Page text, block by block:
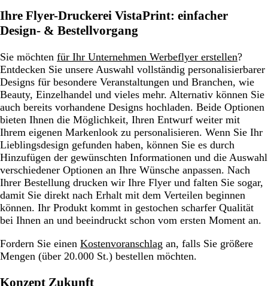
Ihre Flyer-Druckerei VistaPrint: einfacher
Design- & Bestellvorgang
Sie möchten für Ihr Unternehmen Werbeflyer erstellen?
Entdecken Sie unsere Auswahl vollständig personalisierbarer
Designs für besondere Veranstaltungen und Branchen, wie
Beauty, Einzelhandel und vieles mehr. Alternativ können Sie
auch bereits vorhandene Designs hochladen. Beide Optionen
bieten Ihnen die Möglichkeit, Ihren Entwurf weiter mit
Ihrem eigenen Markenlook zu personalisieren. Wenn Sie Ihr
Lieblingsdesign gefunden haben, können Sie es durch
Hinzufügen der gewünschten Informationen und die Auswahl
verschiedener Optionen an Ihre Wünsche anpassen. Nach
Ihrer Bestellung drucken wir Ihre Flyer und falten Sie sogar,
damit Sie direkt nach Erhalt mit dem Verteilen beginnen
können. Ihr Produkt kommt in gestochen scharfer Qualität
bei Ihnen an und beeindruckt schon vom ersten Moment an.
Fordern Sie einen Kostenvoranschlag an, falls Sie größere
Mengen (über 20.000 St.) bestellen möchten.
Konzept Zukunft